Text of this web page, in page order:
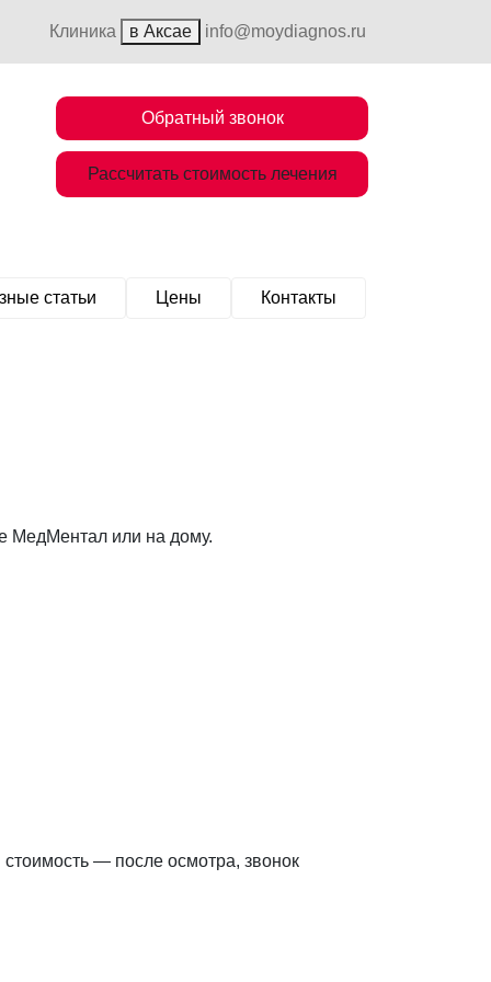
Клиника в Аксае info@moydiagnos.ru
Обратный звонок
Рассчитать стоимость лечения
статьи Цены Контакты
МедМентал или на дому.
— после осмотра, звонок